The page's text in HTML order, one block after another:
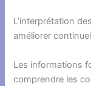
L’interprétation
améliorer
Les informations
comprendre les